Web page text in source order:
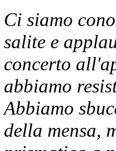
Ci siamo
salite e
concerto
abbiamo
Abbiamo
della mensa,